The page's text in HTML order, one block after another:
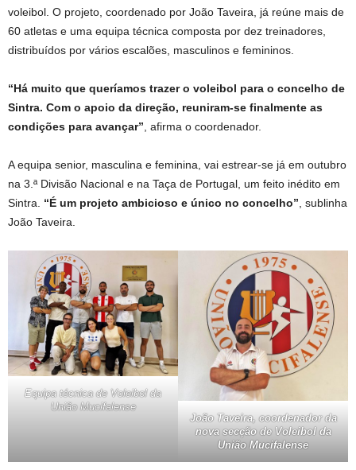
voleibol. O projeto, coordenado por João Taveira, já reúne mais de
60 atletas e uma equipa técnica composta por dez treinadores,
distribuídos por vários escalões, masculinos e femininos.
“Há muito que queríamos trazer o voleibol para o concelho de
Sintra. Com o apoio da direção, reuniram-se finalmente as
condições para avançar” , afirma o coordenador.
A equipa senior, masculina e feminina, vai estrear-se já em outubro
na 3.ª Divisão Nacional e na Taça de Portugal, um feito inédito em
Sintra.
“É um projeto ambicioso e único no concelho” , sublinha
João Taveira.
Equipa técnica de Voleibol da
União Mucifalense
João Taveira, coordenador da
nova secção de Voleibol da
União Mucifalense